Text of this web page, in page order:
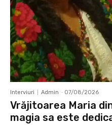
Interviuri Admin - 07/08/2026
Vrăjitoarea Maria
magia sa este